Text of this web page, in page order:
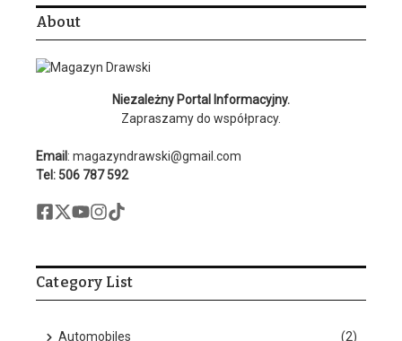
About
Niezależny Portal Informacyjny.
Zapraszamy do współpracy.
Email : magazyndrawski@gmail.com
Tel: 506 787 592
Category List
Automobiles (2)